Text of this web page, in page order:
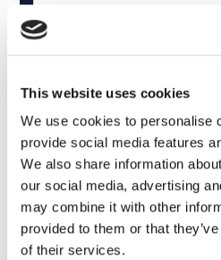
This website uses cookies
We use cookies to personalise
provide social media features
We also share information
our social media, advertising
may combine it with other
provided to them or that
of their services.
Articoli dedicati alla
Articoli dedicati a inglese nel
Articoli con tips e new sulla
Articoli divertenti su film e
In quanto di età superiore ai 16
al trattamento dei miei dati